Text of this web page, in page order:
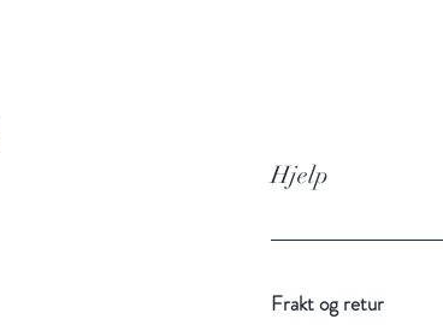
Hjelp
Frakt og retur